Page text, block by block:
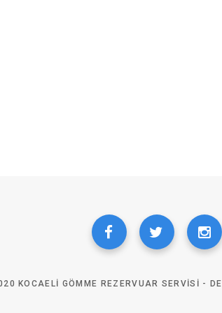
KOCAELI GÖMME REZERVUAR SERVISI -